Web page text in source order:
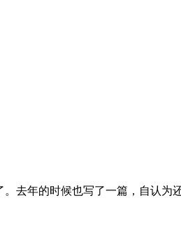
去年的时候也写了一篇，自认